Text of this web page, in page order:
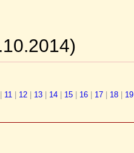
11 12 13 14 15 16 17 18 19